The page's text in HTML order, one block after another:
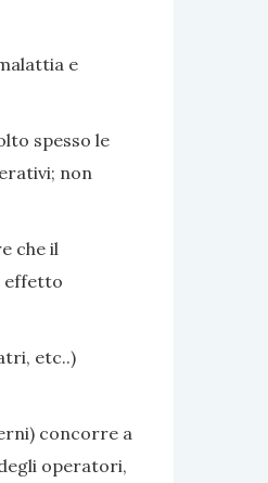
e
spesso le
non
che il
effetto
etc..)
concorre a
operatori,